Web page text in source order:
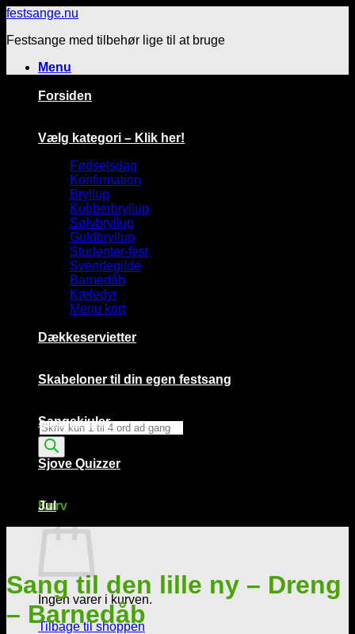
Fortsæt
indhold
festsange.nu
Festsange med tilbehør lige til at bruge
Menu
Products
search
Kurv
Ingen varer i kurven.
Tilbage til shoppen
Forsiden
Vælg kategori – Klik her!
Fødselsdag
Konfirmation
Bryllup
Kobberbryllup
Sølvbryllup
Guldbryllup
Studenter-fest
Svendegilde
Barnedåb
Kæledyr
Menu kort
Dækkeservietter
Skabeloner til din egen festsang
Sangskjuler
Sjove Quizzer
Jul
Sang til den lille ny – Dreng
– Barnedåb